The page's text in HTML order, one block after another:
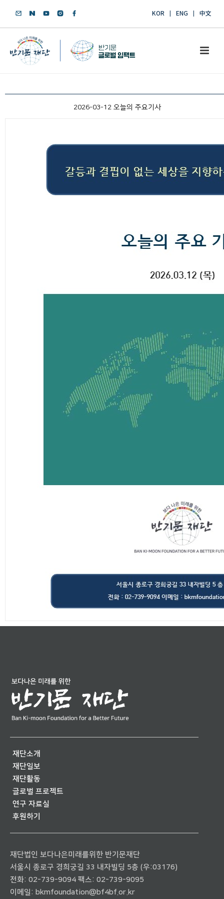
KOR ENG 中文
2026-03-12 오늘의 주요기사
재단소개
재단일보
재단활동
글로벌 프로젝트
연구 자료실
후원하기
재단법인 보다나은미래를위한 반기문재단
서울시 종로구 경희궁길 33 내자빌딩 5층 (우:03176)
전화: 02-739-9094 팩스: 02-739-9095
이메일: bkmfoundation@bf4bf.or.kr